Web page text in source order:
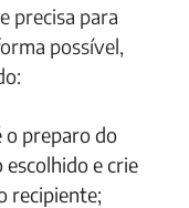
precisa para
possível,
o preparo do
escolhido e crie
recipiente;